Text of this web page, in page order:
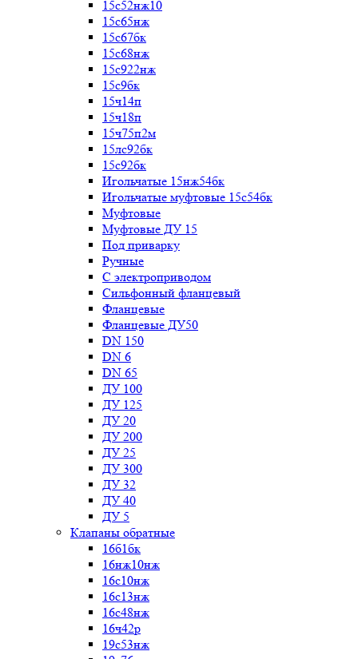
15с52нж10
15с65нж
15с67бк
15с68нж
15с922нж
15с9бк
15ч14п
15ч18п
15ч75п2м
15лс92бк
15с92бк
Игольчатые 15нж54бк
Игольчатые муфтовые 15с54бк
Муфтовые
Муфтовые ДУ 15
Под приварку
Ручные
С электроприводом
Сильфонный фланцевый
Фланцевые
Фланцевые ДУ50
DN 150
DN 6
DN 65
ДУ 100
ДУ 125
ДУ 20
ДУ 200
ДУ 25
ДУ 300
ДУ 32
ДУ 40
ДУ 5
Клапаны обратные
16б1бк
16нж10нж
16с10нж
16с13нж
16с48нж
16ч42р
19с53нж